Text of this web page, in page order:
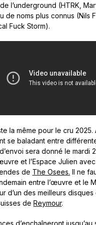
l’underground (HTRK,
de noms plus connus (Nils
Fuck Storm).
la même pour le cru 2025.
se baladant entre
sera donné le mardi
et l’Espace Julien
de The Osees. Il ne
entre l’œuvre et le
d’un des meilleurs
de Reymour.
d’enchaîneront jusqu’au